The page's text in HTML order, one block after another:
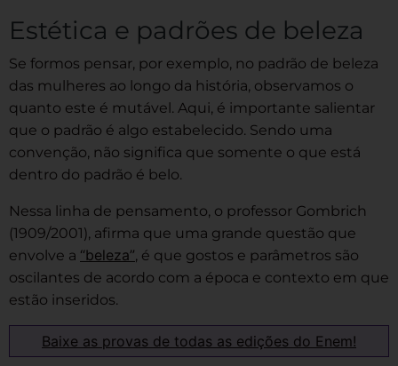
Estética e padrões de beleza
Se formos pensar, por exemplo, no padrão de beleza
das mulheres ao longo da história, observamos o
quanto este é mutável. Aqui, é importante salientar
que o padrão é algo estabelecido. Sendo uma
convenção, não significa que somente o que está
dentro do padrão é belo.
Nessa linha de pensamento, o professor Gombrich
(1909/2001), afirma que uma grande questão que
envolve a “beleza”, é que gostos e parâmetros são
oscilantes de acordo com a época e contexto em que
estão inseridos.
Baixe as provas de todas as edições do Enem!